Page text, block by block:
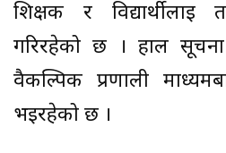
शिक्षक र विद्यार्थीलाई
गरिरहेको छ । हाल सूचना
वैकल्पिक प्रणाली
भइरहेको छ ।